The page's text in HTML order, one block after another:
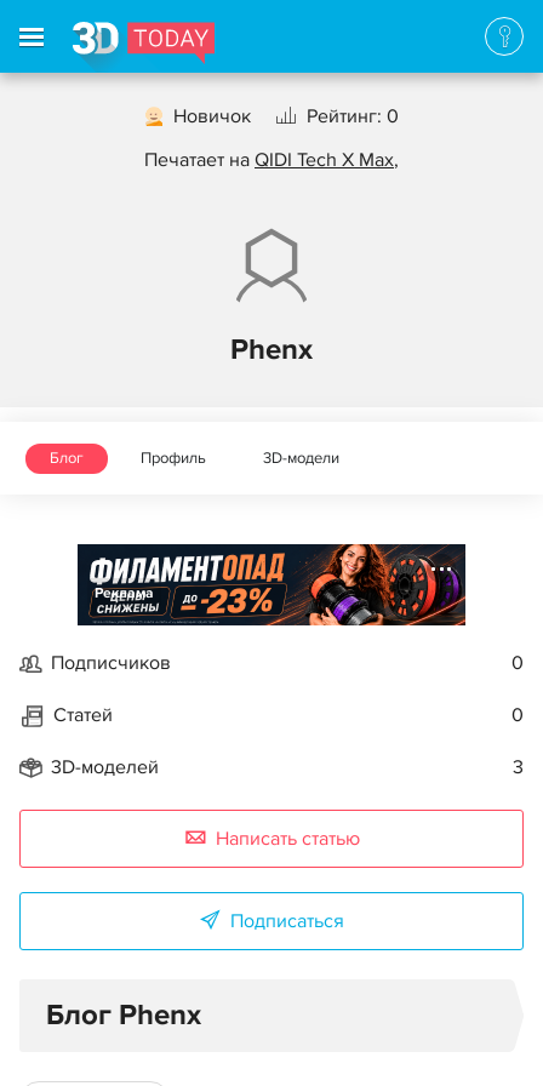
Новичок
Рейтинг: 0
Печатает на QIDI Tech X Max,
Phenx
Блог Профиль 3D-модели
Реклама
Подписчиков 0
Статей 0
3D-моделей 3
Написать статью
Подписаться
Блог Phenx